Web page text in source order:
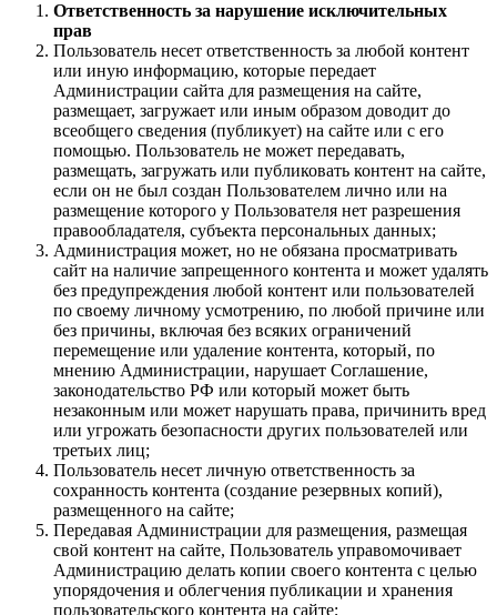
Ответственность за нарушение исключительных
прав
Пользователь несет ответственность за любой контент
или иную информацию, которые передает
Администрации сайта для размещения на сайте,
размещает, загружает или иным образом доводит до
всеобщего сведения (публикует) на сайте или с его
помощью. Пользователь не может передавать,
размещать, загружать или публиковать контент на сайте,
если он не был создан Пользователем лично или на
размещение которого у Пользователя нет разрешения
правообладателя, субъекта персональных данных;
Администрация может, но не обязана просматривать
сайт на наличие запрещенного контента и может удалять
без предупреждения любой контент или пользователей
по своему личному усмотрению, по любой причине или
без причины, включая без всяких ограничений
перемещение или удаление контента, который, по
мнению Администрации, нарушает Соглашение,
законодательство РФ или который может быть
незаконным или может нарушать права, причинить вред
или угрожать безопасности других пользователей или
третьих лиц;
Пользователь несет личную ответственность за
сохранность контента (создание резервных копий),
размещенного на сайте;
Передавая Администрации для размещения, размещая
свой контент на сайте, Пользователь управомочивает
Администрацию делать копии своего контента с целью
упорядочения и облегчения публикации и хранения
пользовательского контента на сайте;